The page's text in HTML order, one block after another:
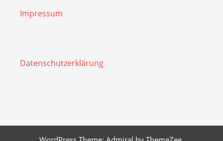
Impressum
Datenschutzerklärung